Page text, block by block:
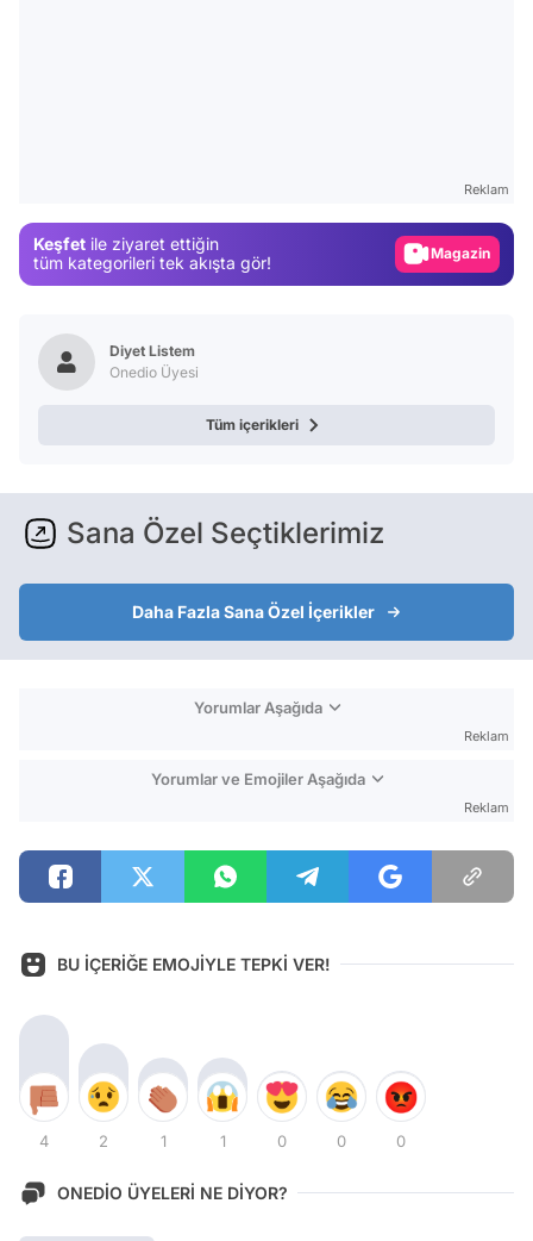
Reklam
Keşfet ile ziyaret ettiğin
tüm kategorileri tek akışta gör!
Magazin
Diyet Listem
Onedio Üyesi
Tüm içerikleri
Sana Özel Seçtiklerimiz
Daha Fazla Sana Özel İçerikler
Yorumlar Aşağıda
Reklam
Yorumlar ve Emojiler Aşağıda
Reklam
BU İÇERİĞE EMOJİYLE TEPKİ VER!
4 2 1 1 0 0 0
ONEDİO ÜYELERİ NE DİYOR?